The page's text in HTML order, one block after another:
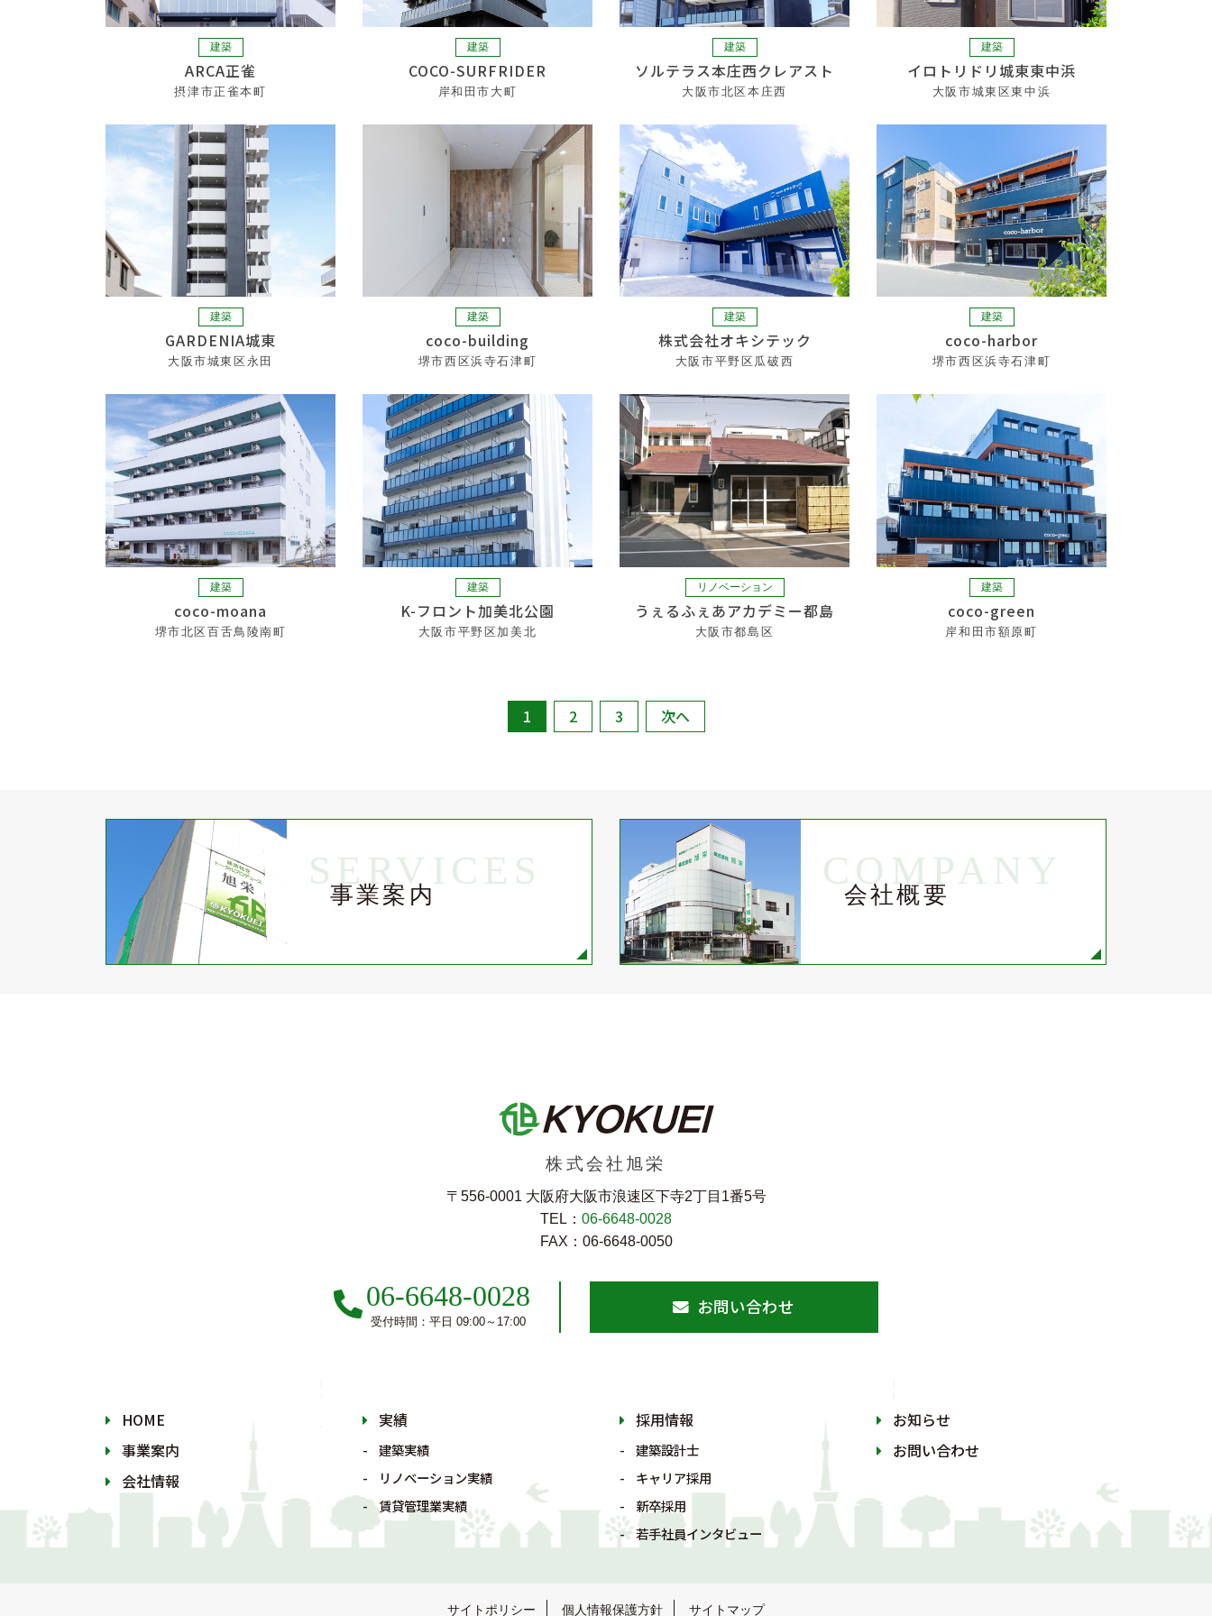
建築
ARCA正雀
摂津市正雀本町
建築
COCO-SURFRIDER
岸和田市大町
建築
ソルテラス本庄西クレアスト
大阪市北区本庄西
建築
イロトリドリ城東東中浜
大阪市城東区東中浜
建築
GARDENIA城東
大阪市城東区永田
建築
coco-building
堺市西区浜寺石津町
建築
株式会社オキシテック
大阪市平野区瓜破西
建築
coco-harbor
堺市西区浜寺石津町
建築
coco-moana
堺市北区百舌鳥陵南町
建築
K-フロント加美北公園
大阪市平野区加美北
リノベーション
うぇるふぇあアカデミー都島
大阪市都島区
建築
coco-green
岸和田市額原町
1 2 3 次へ
事業案内
SERVICES
会社概要
COMPANY
株式会社旭栄
〒556-0001 大阪府大阪市浪速区下寺2丁⽬1番5号
TEL： 06-6648-0028
FAX：06-6648-0050
06-6648-0028
受付時間：平日 09:00～17:00
お問い合わせ
HOME
事業案内
会社情報
実績
建築実績
リノベーション実績
賃貸管理業実績
採用情報
建築設計士
キャリア採用
新卒採用
若手社員インタビュー
お知らせ
お問い合わせ
サイトポリシー 個人情報保護方針 サイトマップ